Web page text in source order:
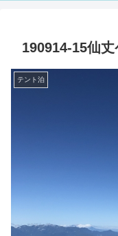
190914-15仙
テント泊